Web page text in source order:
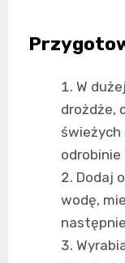
W
drożdże,
świeżych
odrobinie
Dodaj
wodę,